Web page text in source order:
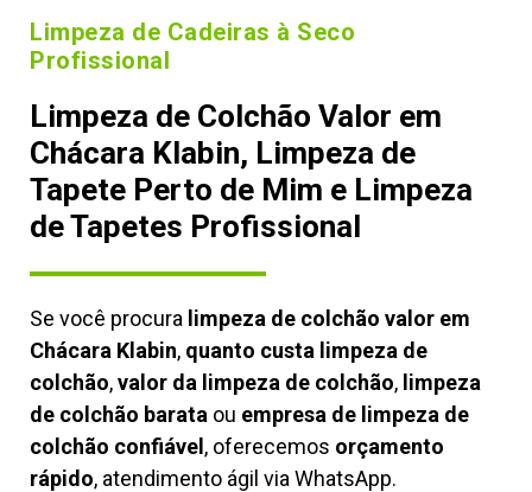
Limpeza de Cadeiras à Seco
Profissional
Limpeza de Colchão Valor em
Chácara Klabin, Limpeza de
Tapete Perto de Mim e Limpeza
de Tapetes Profissional
Se você procura limpeza de colchão valor em
Chácara Klabin, quanto custa limpeza de
colchão,valor da limpeza de colchão, limpeza
de colchão barata ou empresa de limpeza de
colchão confiável, oferecemos orçamento
rápido, atendimento ágil via WhatsApp.